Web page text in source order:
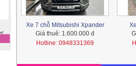
Xe 7 chỗ Mitsubishi Xpander
Giá thuê: 1.600.000 đ
Hotline: 0948331369